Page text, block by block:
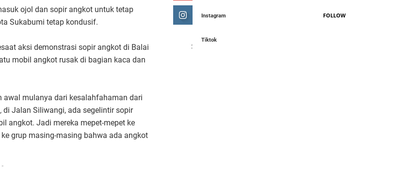
ojol dan sopir angkot untuk tetap
Sukabumi tetap kondusif.
aksi demonstrasi sopir angkot di Balai
mobil angkot rusak di bagian kaca dan
mulanya dari kesalahfahaman dari
Jalan Siliwangi, ada segelintir sopir
angkot. Jadi mereka mepet-mepet ke
grup masing-masing bahwa ada angkot
-
Instagram FOLLOW
Tiktok